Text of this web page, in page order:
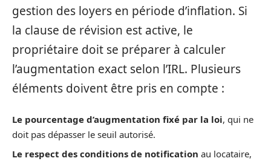
gestion des loyers en période d’inflation. Si
la clause de révision est active, le
propriétaire doit se préparer à calculer
l’augmentation exact selon l’IRL. Plusieurs
éléments doivent être pris en compte :
Le pourcentage d’augmentation fixé par la loi, qui ne
doit pas dépasser le seuil autorisé.
Le respect des conditions de notification au locataire,